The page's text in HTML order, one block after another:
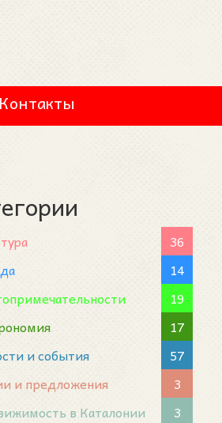
Контакты
36
14
19
17
и события
57
и предложения
3
в Каталонии
3